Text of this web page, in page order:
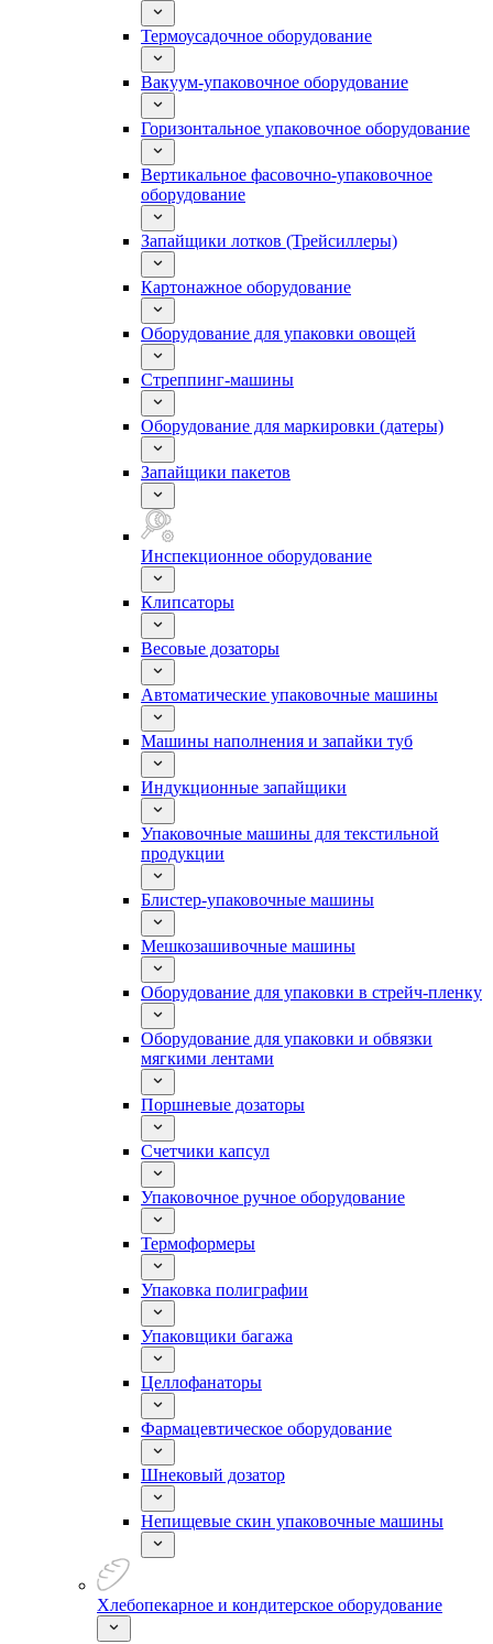
Термоусадочное оборудование
Вакуум-упаковочное оборудование
Горизонтальное упаковочное оборудование
Вертикальное фасовочно-упаковочное
оборудование
Запайщики лотков (Трейсиллеры)
Картонажное оборудование
Оборудование для упаковки овощей
Стреппинг-машины
Оборудование для маркировки (датеры)
Запайщики пакетов
Инспекционное оборудование
Клипсаторы
Весовые дозаторы
Автоматические упаковочные машины
Машины наполнения и запайки туб
Индукционные запайщики
Упаковочные машины для текстильной
продукции
Блистер-упаковочные машины
Мешкозашивочные машины
Оборудование для упаковки в стрейч-пленку
Оборудование для упаковки и обвязки
мягкими лентами
Поршневые дозаторы
Счетчики капсул
Упаковочное ручное оборудование
Термоформеры
Упаковка полиграфии
Упаковщики багажа
Целлофанаторы
Фармацевтическое оборудование
Шнековый дозатор
Непищевые скин упаковочные машины
Хлебопекарное и кондитерское оборудование